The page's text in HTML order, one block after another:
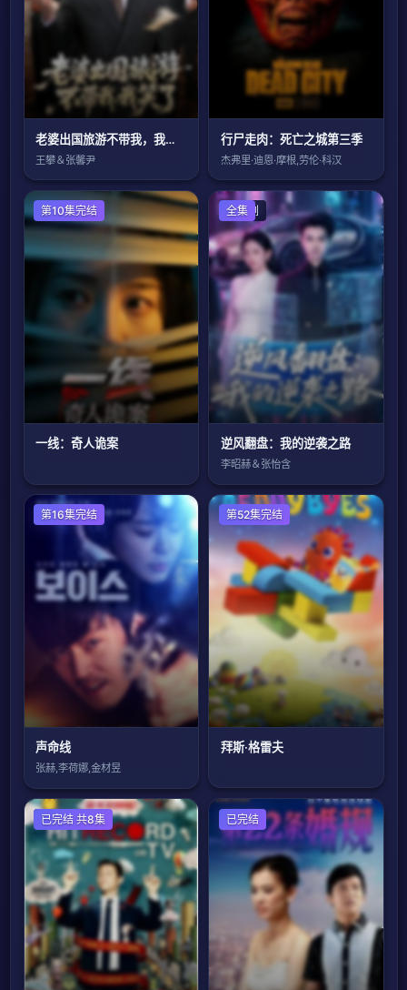
老婆出国旅游不带我，我笑了
王攀＆张馨尹
行尸走肉：死亡之城第三季
杰弗里·迪恩·摩根,劳伦·科汉
国产剧
第10集完结
一线：奇人诡案
国产剧
全集
逆风翻盘：我的逆袭之路
李昭赫＆张怡含
韩国剧
第16集完结
声命线
张赫,李荷娜,金材昱
欧美剧
第52集完结
拜斯·格雷夫
欧美剧
已完结 共8集 国产剧
已完结